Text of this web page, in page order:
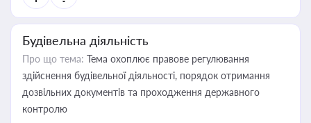
Будівельна діяльність
Про що тема: Тема охоплює правове регулювання
здійснення будівельної діяльності, порядок отримання
дозвільних документів та проходження державного
контролю